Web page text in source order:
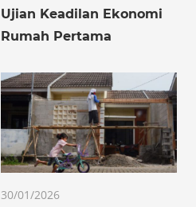
Ujian Keadilan Ekonomi
Rumah Pertama
30/01/2026